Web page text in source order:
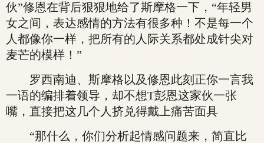
伙”修恩在背后狠狠地给了斯摩格一下，“年轻男
女之间，表达感情的方法有很多种！不是每一个
人都像你一样，把所有的人际关系都处成针尖对
麦芒的模样！”
罗西南迪、斯摩格以及修恩此刻正你一言我
一语的编排着领导，却不想T彭恩这家伙一张
嘴，直接把这几个人挤兑得戴上痛苦面具
“那什么，你们分析起情感问题来，简直比